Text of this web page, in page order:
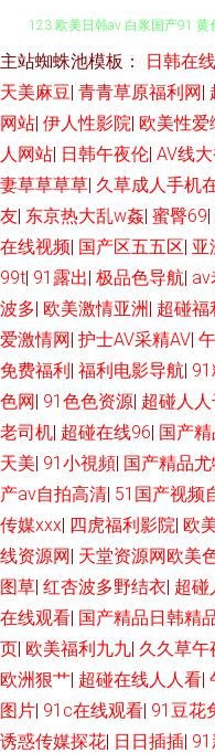
99瑟瑟鲁 在线观看成人 另类
123 欧美日韩av 白浆国产91
版 国产欧美二 九九色色电器
友 91探花在线观 日韩欧美大B
频 97激情网站 老司机操逼 黑
超 91ts紫苑 99有免费精品 豆
人妖丝袜脚 免费视频福利导航
产福利草草 九一精品123区 超
91 日韩美女大片 www91n在线
另类黑人av 手机亚洲色在线 俺
影音资源站 含羞草蜜桃a级片
主站蜘蛛池模板： 日韩在
天美麻豆| 青青草原福利网|
网站| 伊人性影院| 欧美性爱
人网站| 日韩午夜伦| AV线
妻草草草草| 久草成人手机
友| 东京热大乱w姦| 蜜臀69|
在线视频| 国产区五五区| 亚
99t| 91露出| 极品色导航| av
波多| 欧美激情亚洲 | 超碰福
爱激情网| 护士AV采精AV|
免费福利| 福利电影导航|
色网| 91色色资源| 超碰人
老司机| 超碰在线96| 国产
天美| 91小視頻| 国产精品尤
产av自拍高清| 51国产视频
传媒xxx| 四虎福利影院| 欧
线资源网| 天堂资源网欧美
图草| 红杏波多野结衣| 超碰
在线观看| 国产精品日韩精
页| 欧美福利九九| 久久草午
欧洲狠艹| 超碰在线人人看|
图片| 91c在线观看| 91豆花
诱惑传媒探花| 日日插插|